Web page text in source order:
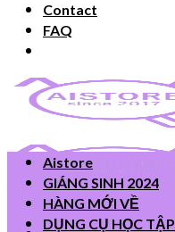
Contact
FAQ
Aistore
GIÁNG SINH 2024
HÀNG MỚI VỀ
DỤNG CỤ HỌC TẬP